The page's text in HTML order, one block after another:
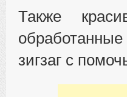
Также
зигзаг с